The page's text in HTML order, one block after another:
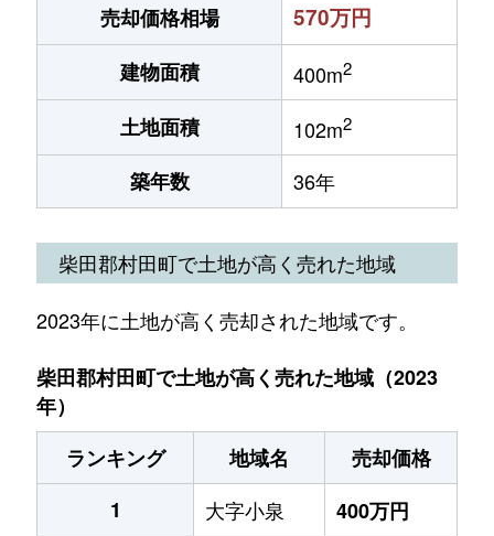
売却価格相場
570万円
建物面積 400m2
土地面積 102m2
築年数 36年
柴田郡村田町で土地が高く売れた地域
2023年に土地が高く売却された地域です。
柴田郡村田町で土地が高く売れた地域（2023
年）
ランキング
地域名
売却価格
1
大字小泉
400万円